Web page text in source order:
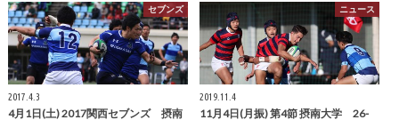
セブンズ
2017.4.3
4月1日(土) 2017関西セブンズ 摂南
ニュース
2019.11.4
11月4日(月振) 第4節 摂南大学 26-